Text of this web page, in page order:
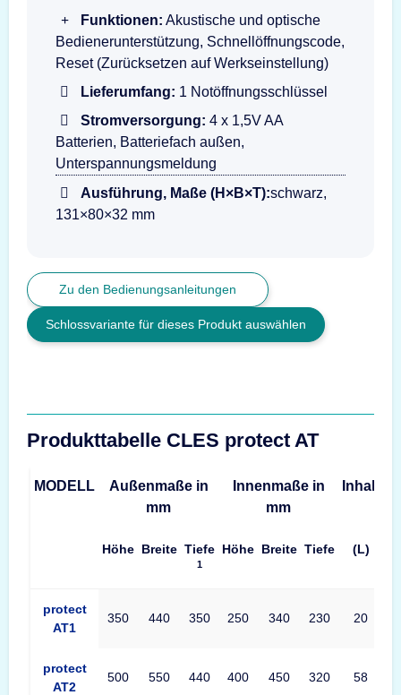
Funktionen: Akustische und optische
Bedienerunterstützung, Schnellöffnungscode,
Reset (Zurücksetzen auf Werkseinstellung)
Lieferumfang: 1 Notöffnungsschlüssel
Stromversorgung: 4 x 1,5V AA
Batterien, Batteriefach außen,
Unterspannungsmeldung
Ausführung, Maße (H×B×T):schwarz,
131×80×32 mm
Zu den Bedienungsanleitungen
Schlossvariante für dieses Produkt auswählen
Produkttabelle CLES protect AT
MODELL
Außenmaße in
mm
Innenmaße in
mm
Inhalt
Höhe Breite Tiefe
1
Höhe Breite Tiefe (L)
protect
AT1
350 440 350 250 340 230 20
protect
AT2
500 550 440 400 450 320 58